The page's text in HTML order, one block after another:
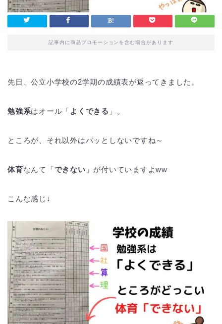
記事内に商品プロモーションを含む場合があります
先日、公立小学校の2学期の成績表が返ってきました。
勉強系はオール「 よくできる 」。
ところが、それ以外はパッとしないですね～
体育なんて「できない 」が付いていますよww
こんな感じ↓